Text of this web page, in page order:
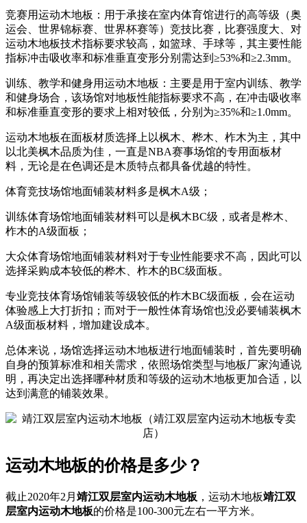
竞赛用运动木地板：用于承接在室内体育馆进行的高等级（奥
运会、世界锦标赛、世界杯赛等）竞技比赛，比赛强度大、对
运动木地板技术指标要求较高，如篮球、手球等，其主要性能
指标冲击吸收率和标准垂直变形分别需达到≥53%和≥2.3mm。
训练、教学和健身用运动木地板：主要是用于室内训练、教学
和健身场合，该场馆对地板性能指标要求不高，在冲击吸收率
和标准垂直变形的要求上相对较低，分别为≥35%和≥1.0mm。
运动木地板在面板材质选择上以枫木、桦木、柞木为主，其中
以北美枫木品质为佳，一直是NBA赛事场馆的专用面板材
料，无论是在色调还是木质特点都具备优越的特性。
体育竞技场馆地面铺装材料多是枫木A级；
训练体育场馆地面铺装材料可以是枫木BC级，或者是桦木、
柞木的A级面板；
大众体育场馆地面铺装材料对于专业性能要求不高，因此可以
选择采购成本较低的桦木、柞木的BC级面板。
专业竞技体育场馆铺装等级较低的柞木BC级面板，会在运动
体验感上大打折扣；而对于一般性体育场馆也没必要铺装枫木
A级面板材料，增加建设成本。
总体来说，场馆选择运动木地板进行地面铺装时，首先要明确
自身的预算标准和相关需求，依照场馆类型与地板厂家沟通说
明，再决定出选择哪种材质和等级的运动木地板更加合适，以
达到满意的铺装效果。
运动木地板的价格是多少？
截止2020年2月 靖江双层室内运动木地板 ，运动木地板靖江双
层室内运动木地板的价格是100-300元左右一平方米。